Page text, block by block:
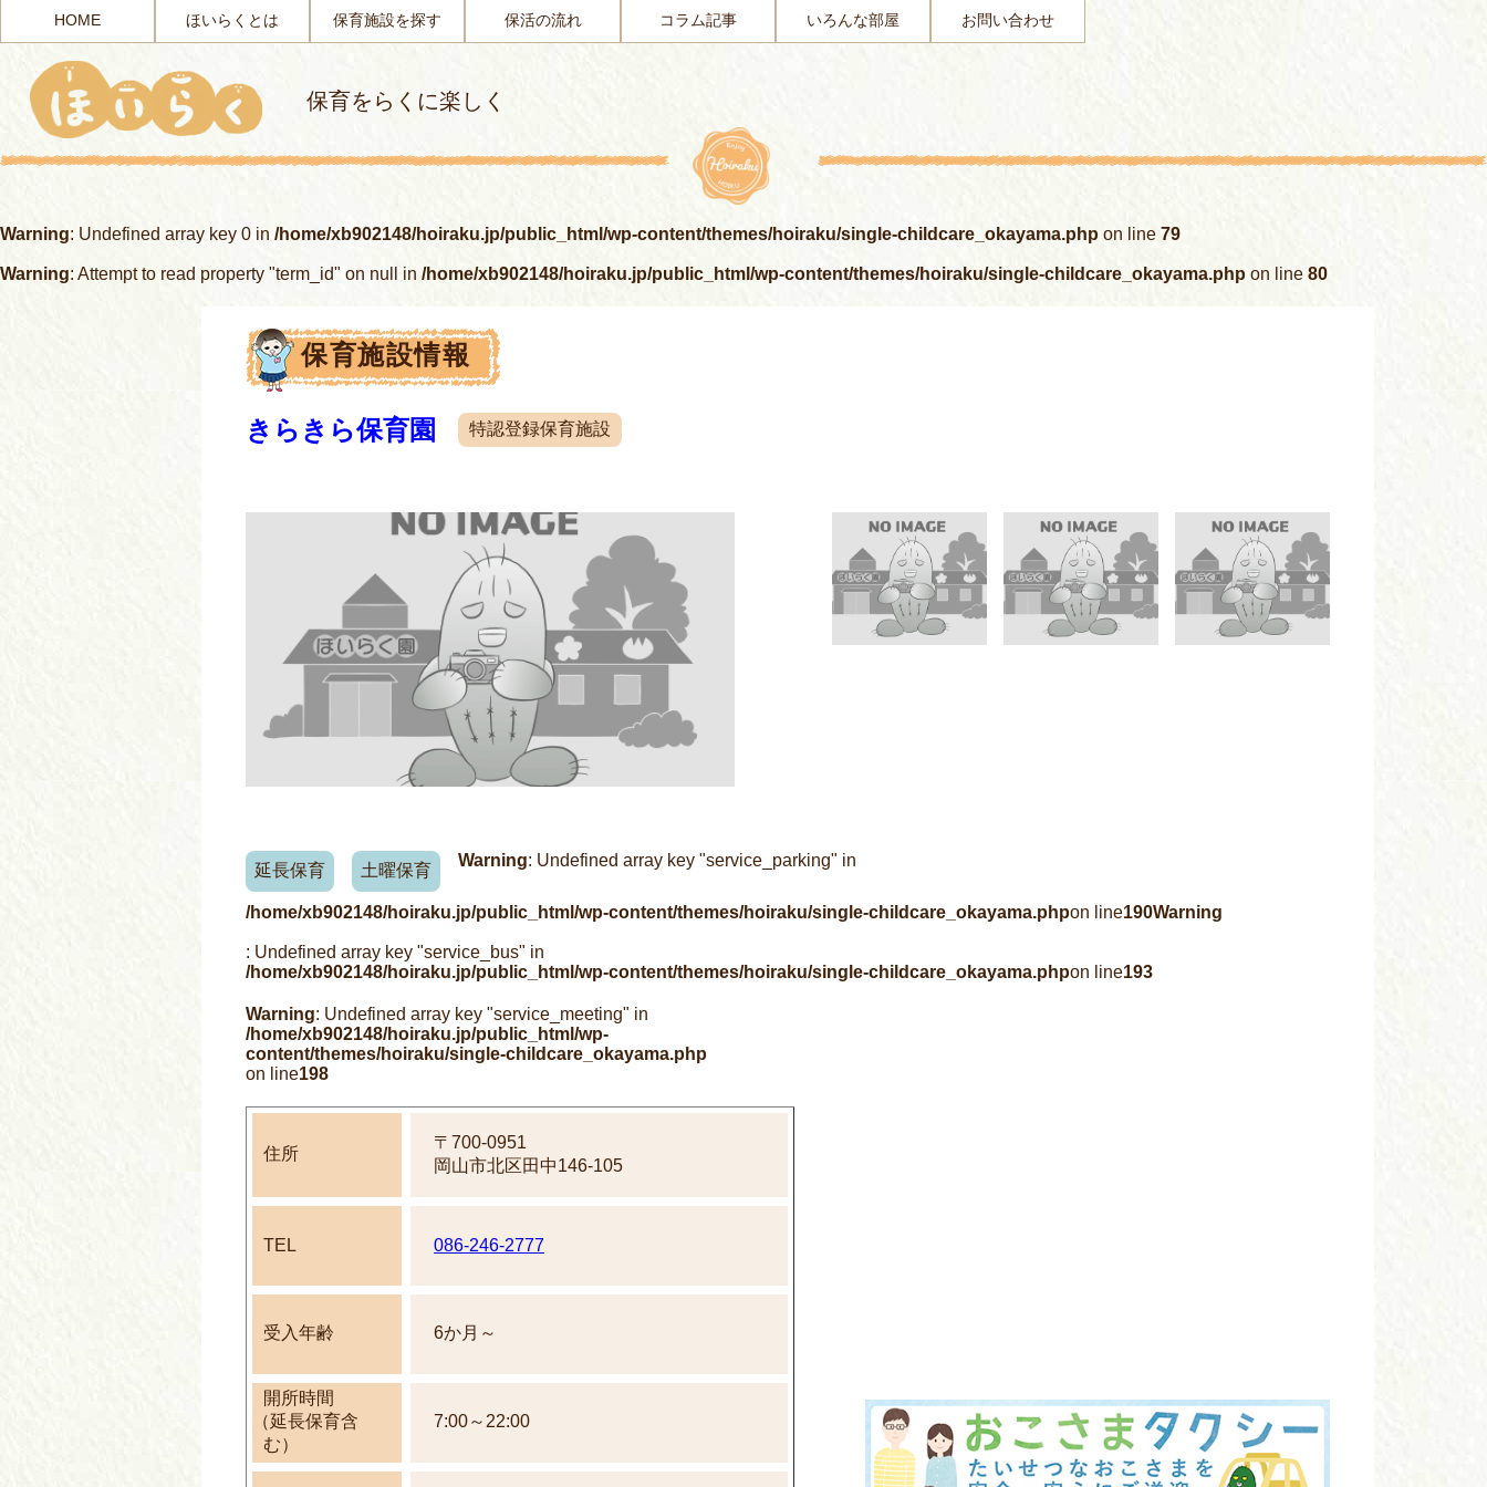
HOME ほいらくとは 保育施設を探す 保活の流れ コラム記事 いろんな部屋 お問い合わせ
保育をらくに楽しく
Warning: Undefined array key 0 in /home/xb902148/hoiraku.jp/public_html/wp-content/themes/hoiraku/single-childcare_okayama.php on line 79
Warning: Attempt to read property "term_id" on null in /home/xb902148/hoiraku.jp/public_html/wp-content/themes/hoiraku/single-childcare_okayama.php on line 80
保育施設情報
きらきら保育園 特認登録保育施設
延長保育 土曜保育
Warning: Undefined array key "service_parking" in
/home/xb902148/hoiraku.jp/public_html/wp-content/themes/hoiraku/single-childcare_okayama.phpon line190Warning
: Undefined array key "service_bus" in
/home/xb902148/hoiraku.jp/public_html/wp-content/themes/hoiraku/single-childcare_okayama.phpon line193
Warning: Undefined array key "service_meeting" in
/home/xb902148/hoiraku.jp/public_html/wp-
content/themes/hoiraku/single-childcare_okayama.php
on line198
住所
〒700-0951
岡山市北区田中146-105
TEL 086-246-2777
受入年齢 6か月～
開所時間
（延長保育含
む）
7:00～22:00